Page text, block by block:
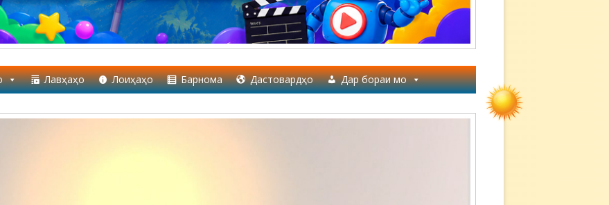
Лавҳаҳо Лоиҳаҳо Барнома Дастовардҳо Дар бораи мо